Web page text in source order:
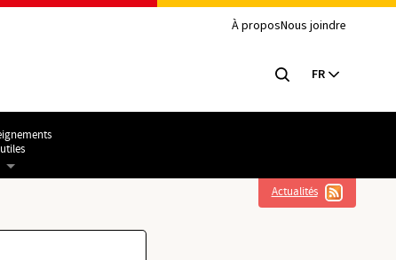
À proposNous joindre
FR
utiles
Actualités